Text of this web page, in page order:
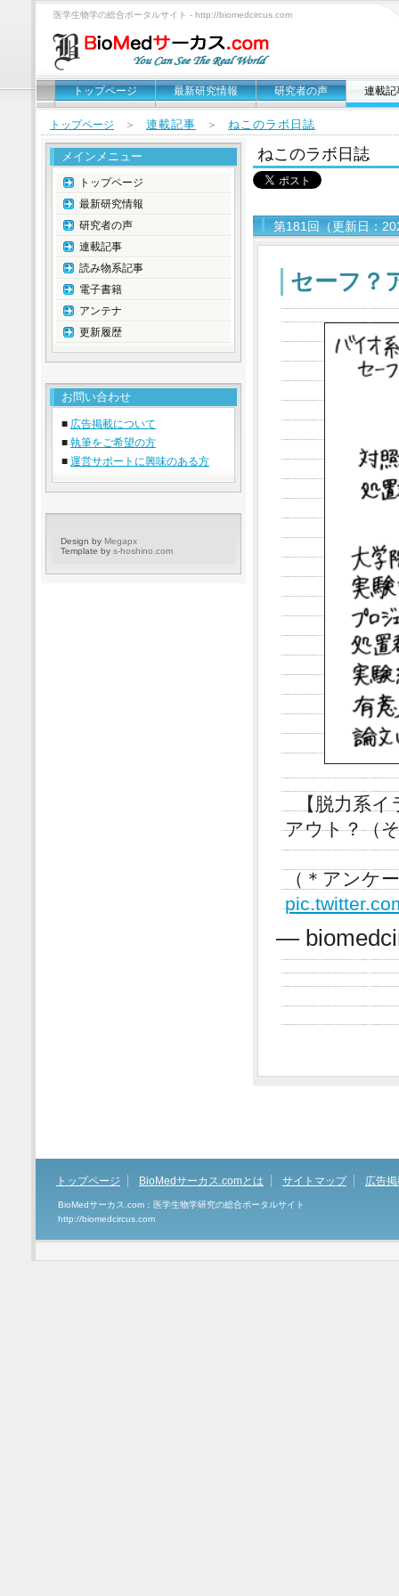
医学生物学の総合ポータルサイト - http://biomedcircus.com
トップページ 最新研究情報 研究者の声 連載記
トップページ ＞ 連載記事 ＞ ねこのラボ日誌
ねこのラボ日誌
第181回（更新日：
セーフ？
【脱力系
アウト？（
（＊アンケ
—
メインメニュー
トップページ
最新研究情報
研究者の声
連載記事
読み物系記事
電子書籍
アンテナ
更新履歴
お問い合わせ
■ 広告掲載について
■ 執筆をご希望の方
■ 運営サポートに興味のある方
Design by Megapx
Template by s-hoshino.com
トップページ BioMedサーカス.comとは サイトマップ 広告
BioMedサーカス.com：医学生物学研究の総合ポータルサイト
http://biomedcircus.com